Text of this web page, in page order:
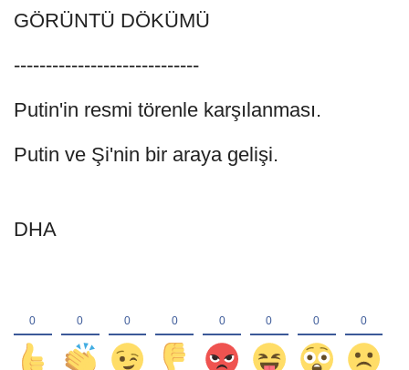
GÖRÜNTÜ DÖKÜMÜ
-----------------------------
Putin'in resmi törenle karşılanması.
Putin ve Şi'nin bir araya gelişi.
DHA